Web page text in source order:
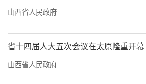
山西省人民政府
省十四届人大五次会议在太原隆重开幕
山西省人民政府